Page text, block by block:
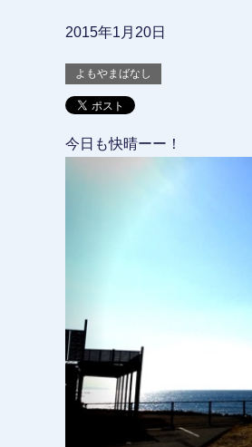
2015年1月20日
よもやまばなし
今日も快晴ーー！